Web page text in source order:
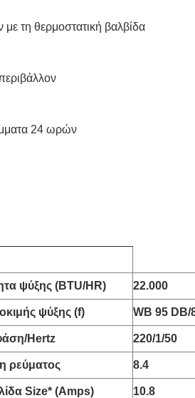
τη θερμοστατική βαλβίδα
24 ωρών
ψύξης (BTU/HR) 22.000
ψύξης (f) WB 95 DB/
Hertz 220/1/50
ρεύματος 8.4
Size* (Amps) 10.8